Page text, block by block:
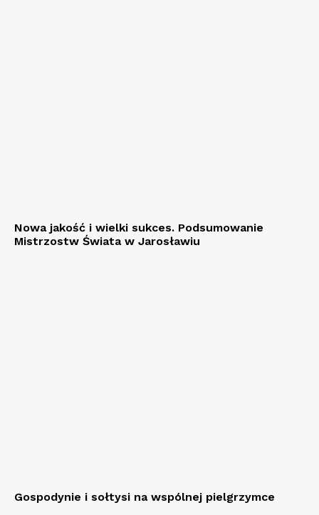
Nowa jakość i wielki sukces. Podsumowanie
Mistrzostw Świata w Jarosławiu
Gospodynie i sołtysi na wspólnej pielgrzymce